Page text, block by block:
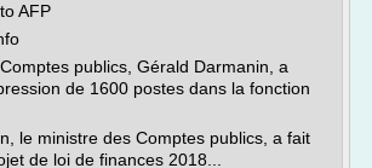
AFP
publics, Gérald Darmanin, a
de 1600 postes dans la fonction
le ministre des Comptes publics, a fait
de loi de finances 2018...